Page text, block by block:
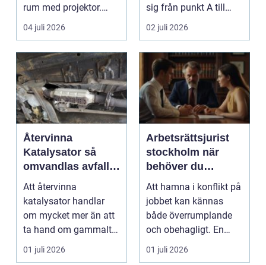
rum med projektor.
Företag letar efter
plats...
04 juli 2026
sig från punkt A till
punkt B. M...
02 juli 2026
Återvinna
Katalysator så
omvandlas avfall
till värdefulla
resurser
Att återvinna
katalysator handlar
om mycket mer än att
ta hand om gammalt
skrot. I varje
katalysator...
01 juli 2026
Arbetsrättsjurist
stockholm när
behöver du
professionell hjälp
i arbetslivet?
Att hamna i konflikt på
jobbet kan kännas
både överrumplande
och obehagligt. En
anställning påverkar...
01 juli 2026